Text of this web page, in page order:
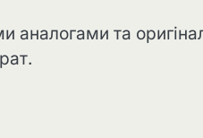
аналогами та